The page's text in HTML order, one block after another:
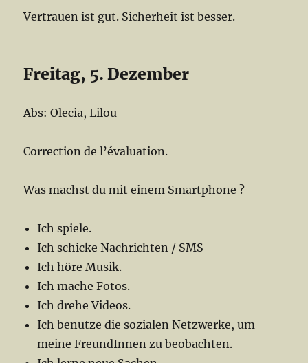
Vertrauen ist gut. Sicherheit ist besser.
Freitag, 5. Dezember
Abs: Olecia, Lilou
Correction de l’évaluation.
Was machst du mit einem Smartphone ?
Ich spiele.
Ich schicke Nachrichten / SMS
Ich höre Musik.
Ich mache Fotos.
Ich drehe Videos.
Ich benutze die sozialen Netzwerke, um
meine FreundInnen zu beobachten.